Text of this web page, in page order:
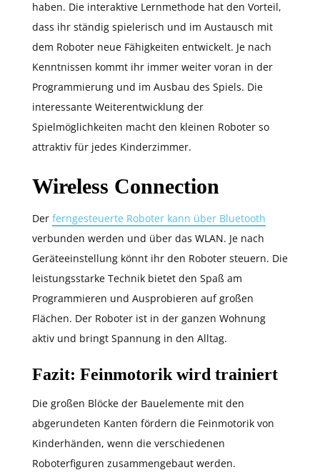
haben. Die interaktive Lernmethode hat den Vorteil,
dass ihr ständig spielerisch und im Austausch mit
dem Roboter neue Fähigkeiten entwickelt. Je nach
Kenntnissen kommt ihr immer weiter voran in der
Programmierung und im Ausbau des Spiels. Die
interessante Weiterentwicklung der
Spielmöglichkeiten macht den kleinen Roboter so
attraktiv für jedes Kinderzimmer.
Wireless Connection
Der ferngesteuerte Roboter kann über Bluetooth
verbunden werden und über das WLAN. Je nach
Geräteeinstellung könnt ihr den Roboter steuern. Die
leistungsstarke Technik bietet den Spaß am
Programmieren und Ausprobieren auf großen
Flächen. Der Roboter ist in der ganzen Wohnung
aktiv und bringt Spannung in den Alltag.
Fazit: Feinmotorik wird trainiert
Die großen Blöcke der Bauelemente mit den
abgerundeten Kanten fördern die Feinmotorik von
Kinderhänden, wenn die verschiedenen
Roboterfiguren zusammengebaut werden.